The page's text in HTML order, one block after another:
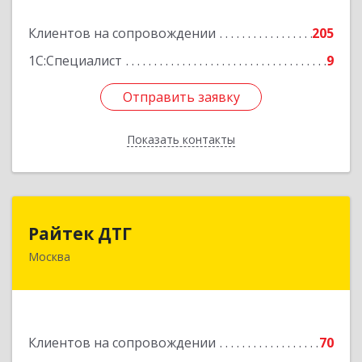
Клиентов на сопровождении
205
1С:Специалист
9
Отправить заявку
Показать контакты
Отправить заявку
Назад
Райтек ДТГ
Москва
Клиентов на сопровождении
70
123112, Москва г, вн.тер.г. муниципальный
Подробнее